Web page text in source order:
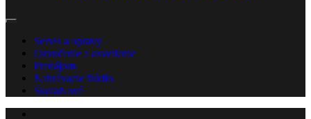
Servis a opravy
Ozvučenie a osvetlenie
Prenájom
Nahrávacie štúdio
ŠkolaNové